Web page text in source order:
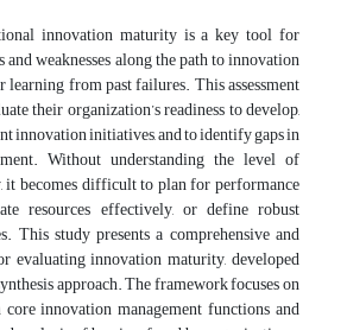
innovation maturity is a key tool for
weaknesses along the path to innovation
from past failures. This assessment
their organization’s readiness to develop,
innovation initiatives, and to identify gaps in
Without understanding the level of
becomes difficult to plan for performance
resources effectively, or define robust
This study presents a comprehensive and
evaluating innovation maturity, developed
approach. The framework focuses on
innovation management functions and